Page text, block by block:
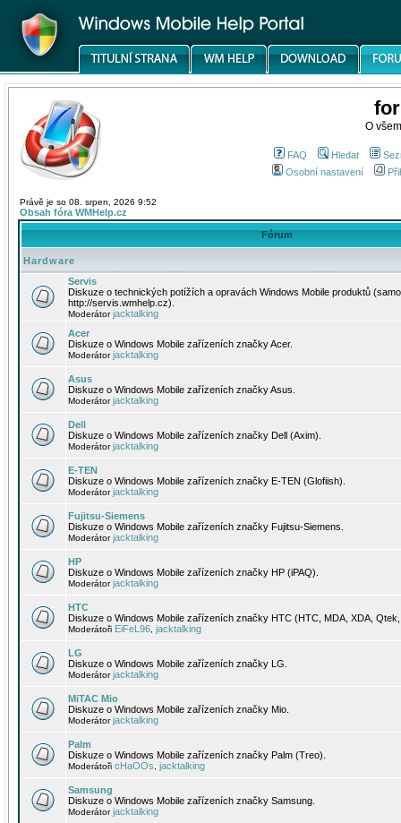
O
FAQ Hledat
Osobní nastavení
Právě je so 08. srpen, 2026 9:52
Obsah fóra WMHelp.cz
Fórum
Hardware
Servis
Diskuze o technických potížích a opravách Windows Mobile produktů
http://servis.wmhelp.cz).
Moderátorjacktalking
Acer
Diskuze o Windows Mobile zařízeních značky Acer.
Moderátorjacktalking
Asus
Diskuze o Windows Mobile zařízeních značky Asus.
Moderátorjacktalking
Dell
Diskuze o Windows Mobile zařízeních značky Dell (Axim).
Moderátorjacktalking
E-TEN
Diskuze o Windows Mobile zařízeních značky E-TEN (Glofiish).
Moderátorjacktalking
Fujitsu-Siemens
Diskuze o Windows Mobile zařízeních značky Fujitsu-Siemens.
Moderátorjacktalking
HP
Diskuze o Windows Mobile zařízeních značky HP (iPAQ).
Moderátorjacktalking
HTC
Diskuze o Windows Mobile zařízeních značky HTC (HTC, MDA, XDA,
Moderátoři EiFeL96 jacktalking
LG
Diskuze o Windows Mobile zařízeních značky LG.
Moderátorjacktalking
MiTAC Mio
Diskuze o Windows Mobile zařízeních značky Mio.
Moderátorjacktalking
Palm
Diskuze o Windows Mobile zařízeních značky Palm (Treo).
Moderátoři cHaOOs jacktalking
Samsung
Diskuze o Windows Mobile zařízeních značky Samsung.
Moderátorjacktalking